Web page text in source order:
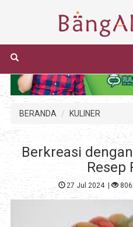
BERANDA KULINER
Berkreasi
Resep
27 Jul 2024|